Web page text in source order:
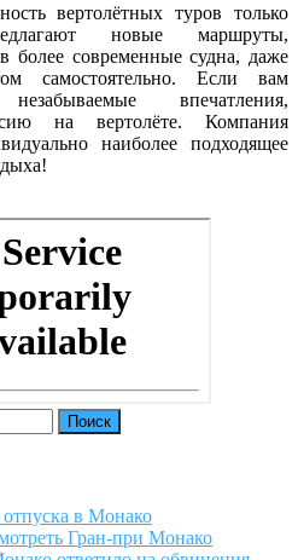
вертолётных туров только
новые маршруты,
более современные судна, даже
самостоятельно. Если вам
впечатления,
на вертолёте. Компания
наиболее подходящее
отпуска в Монако
Гран-при Монако